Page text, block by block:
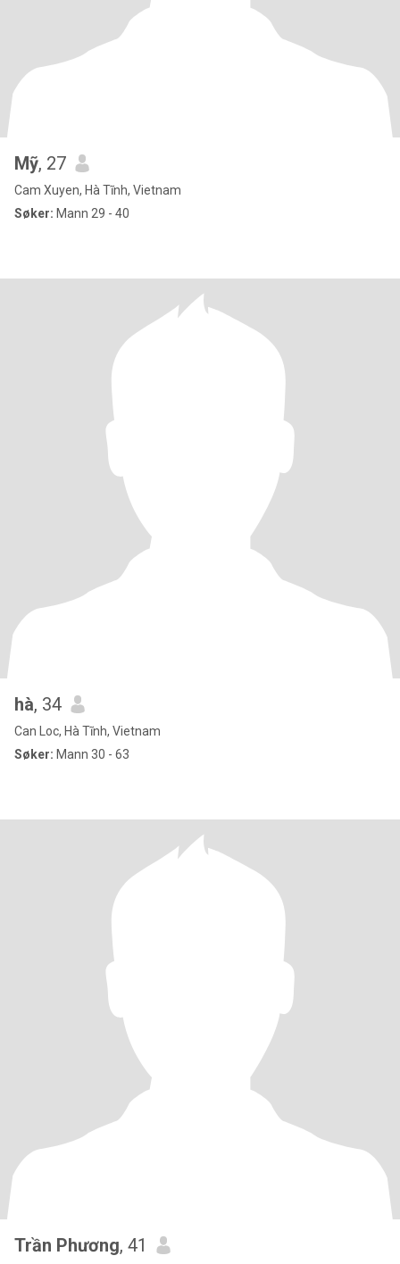
Mỹ, 27
Cam Xuyen, Hà Tĩnh, Vietnam
Søker: Mann 29 - 40
hà, 34
Can Loc, Hà Tĩnh, Vietnam
Søker: Mann 30 - 63
Trần Phương, 41